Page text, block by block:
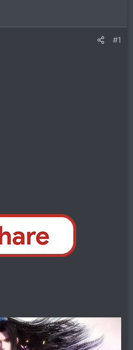
#1